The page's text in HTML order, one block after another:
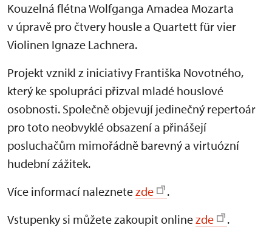
Kouzelná flétna Wolfganga Amadea Mozarta
v úpravě pro čtvery housle a Quartett für vier
Violinen Ignaze Lachnera.
Projekt vznikl z iniciativy Františka Novotného,
který ke spolupráci přizval mladé houslové
osobnosti. Společně objevují jedinečný repertoár
pro toto neobvyklé obsazení a přinášejí
posluchačům mimořádně barevný a virtuózní
hudební zážitek.
Více informací naleznetezde
.
Vstupenky si můžete zakoupit onlinezde .